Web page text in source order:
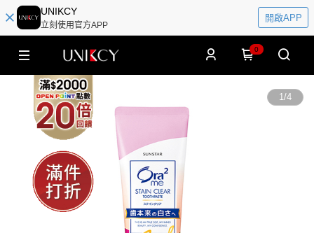
UNIKCY
立刻使用官方APP
開啟APP
0
1/4